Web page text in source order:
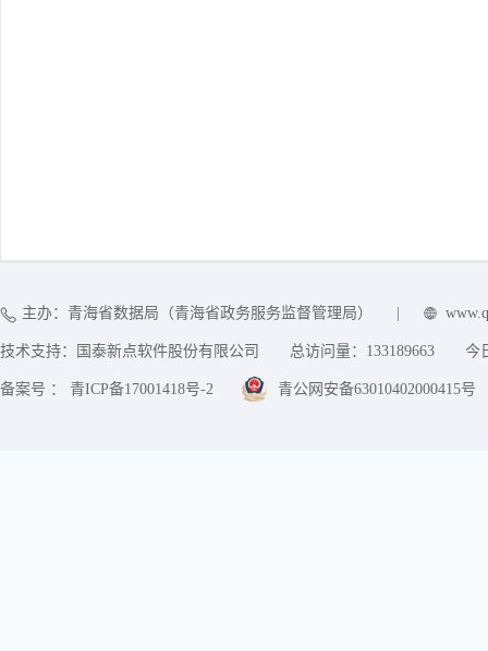
主办：青海省数据局（青海省政务服务监督管理局）
技术支持：国泰新点软件股份有限公司 总访问量： 133189663 今
备案号 ： 青ICP备17001418号-2 青公网安备63010402000415号